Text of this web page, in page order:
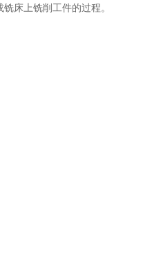
床上铣削工件的过程。